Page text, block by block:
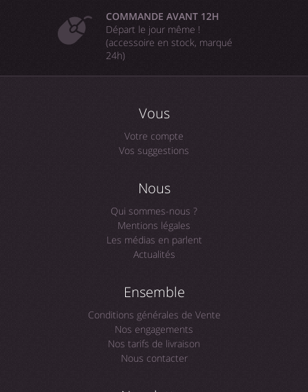
COMMANDE AVANT 12H
Départ le jour même !
(accessoire en stock, marqué
24h)
Vous
Votre compte
Vos suggestions
Nous
Qui sommes-nous ?
Mentions légales
Les médias en parlent
Actualités
Ensemble
Conditions générales de Vente
Nos engagements
Nos tarifs de livraison
Nous contacter